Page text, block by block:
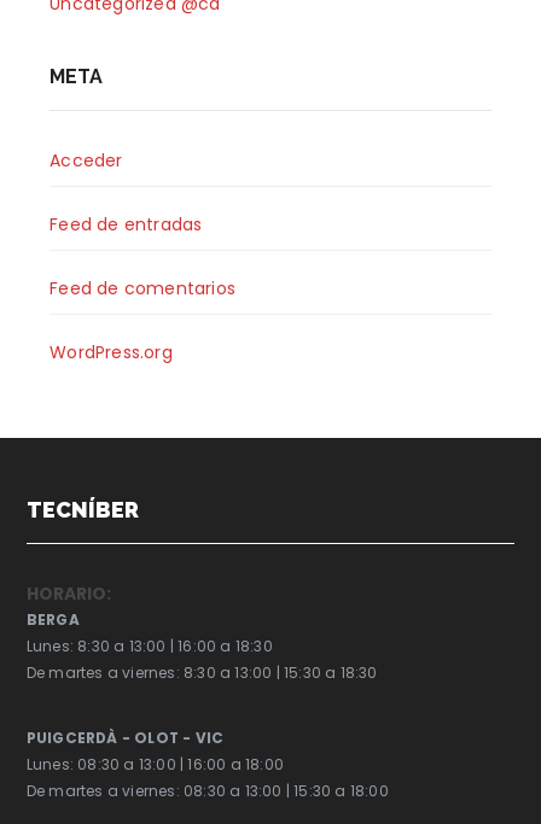
META
Acceder
Feed de entradas
Feed de comentarios
WordPress.org
TECNÍBER
HORARIO:
BERGA
Lunes: 8:30 a 13:00 | 16:00 a 18:30
De martes a viernes: 8:30 a 13:00 | 15:30 a 18:30
PUIGCERDÀ - OLOT - VIC
Lunes: 08:30 a 13:00 | 16:00 a 18:00
De martes a viernes: 08:30 a 13:00 | 15:30 a 18:00